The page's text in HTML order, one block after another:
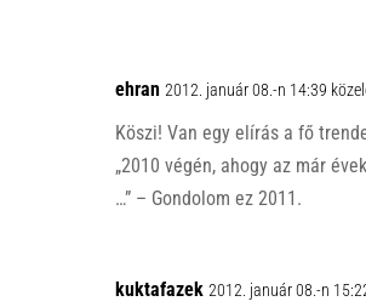
ehran 2012. január 08.-n 14:39
Köszi! Van egy elírás a fő
„2010 végén, ahogy az már
…” – Gondolom ez 2011.
kuktafazek 2012. január 08.-n